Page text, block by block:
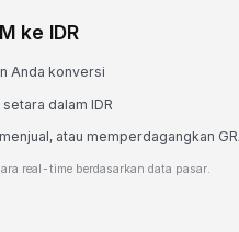
ke IDR
Anda konversi
dalam IDR
atau memperdagangkan
real-time berdasarkan data pasar.